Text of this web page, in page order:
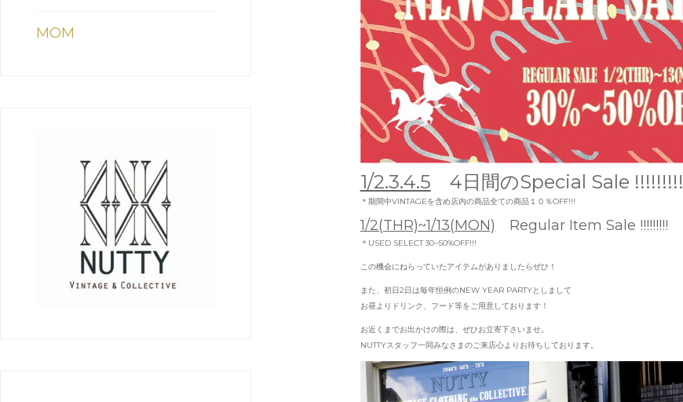
1/2.3.4.5 4日間のSpecial Sale !!!!!!!!!
＊期間中VINTAGEを含め店内の商品全ての商品１０％OFF!!!
1/2(THR)~1/13(MON) Regular Item Sale !!!!!!!!!
＊USED SELECT 30~50%OFF!!!
この機会にねらっていたアイテムがありましたらぜひ！
また、初日2日は毎年恒例のNEW YEAR PARTYとしまして
お昼よりドリンク、フード等をご用意しております！
お近くまでお出かけの際は、ぜひお立寄下さいませ。
NUTTYスタッフ一同みなさまのご来店心よりお待ちしております。
MOM